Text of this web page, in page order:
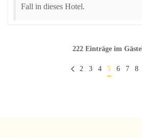
Fall in dieses Hotel.
222 Einträge im
2 3 4 5 6 7 8